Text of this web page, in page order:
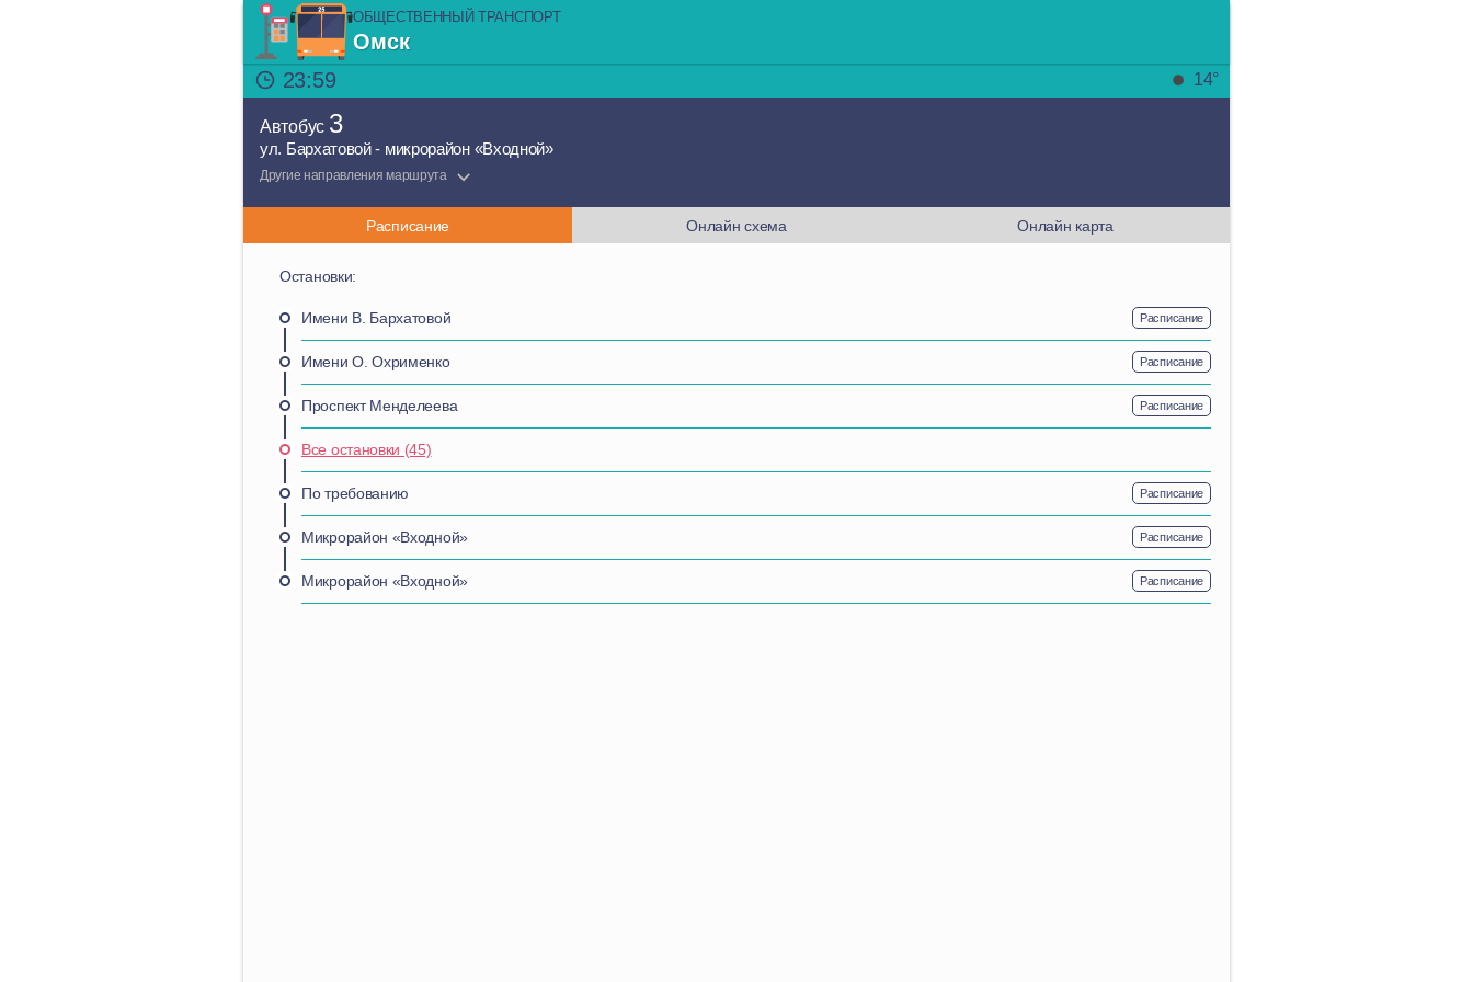
ОБЩЕСТВЕННЫЙ ТРАНСПОРТ
Омск
23:59
14°
Автобус 3
ул. Бархатовой - микрорайон «Входной»
Другие направления маршрута
Расписание Онлайн схема Онлайн карта
Остановки:
Имени В. Бархатовой Расписание
Имени О. Охрименко Расписание
Проспект Менделеева Расписание
Все остановки (45)
По требованию Расписание
Микрорайон «Входной» Расписание
Микрорайон «Входной» Расписание